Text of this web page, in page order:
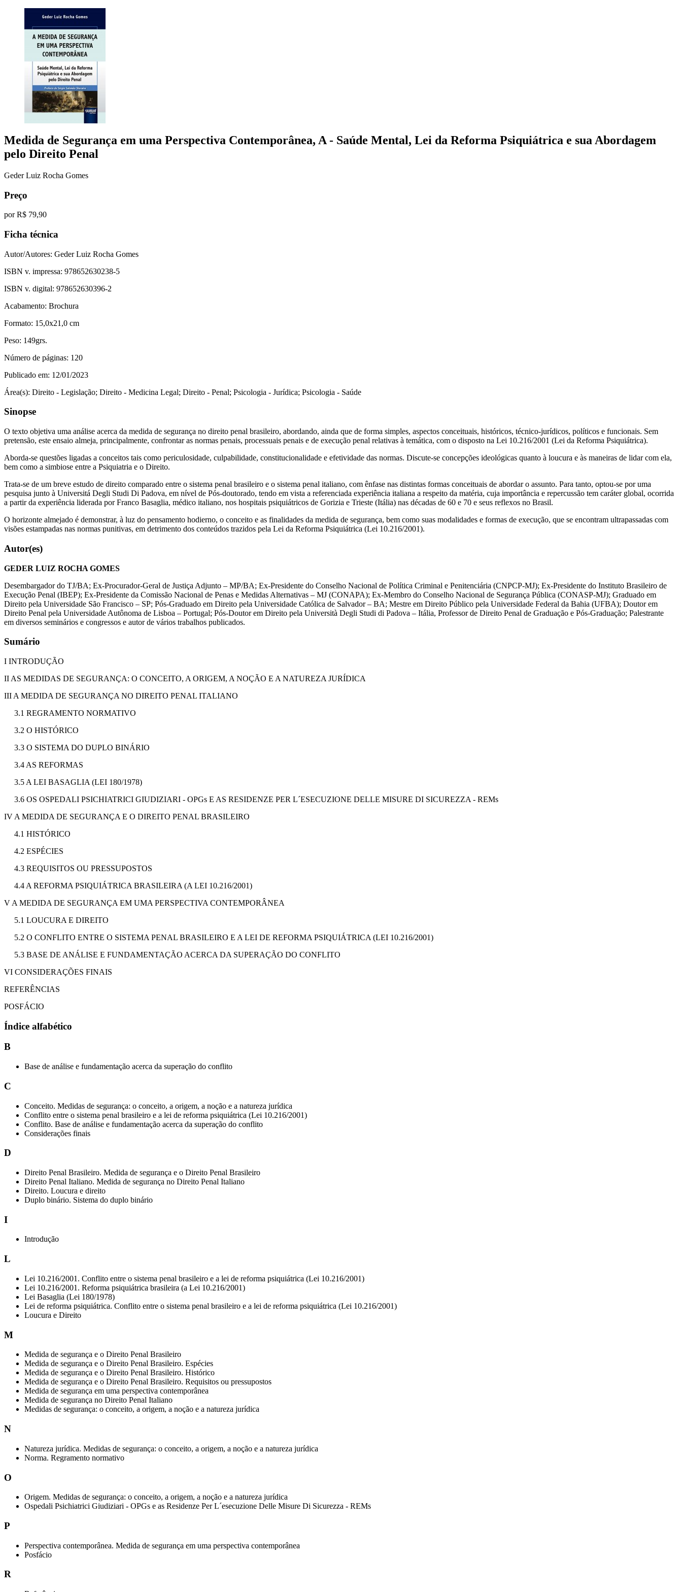
Medida de Segurança em uma Perspectiva Contemporânea, A - Saúde Mental, Lei da Reforma Psiquiátrica e sua Abordagem
pelo Direito Penal
Geder Luiz Rocha Gomes
Preço
porR$ 79,90
Ficha técnica
Autor/Autores: Geder Luiz Rocha Gomes
ISBN v. impressa: 978652630238-5
ISBN v. digital: 978652630396-2
Acabamento: Brochura
Formato: 15,0x21,0 cm
Peso: 149grs.
Número de páginas: 120
Publicado em: 12/01/2023
Área(s): Direito - Legislação; Direito - Medicina Legal; Direito - Penal; Psicologia - Jurídica; Psicologia - Saúde
Sinopse
O texto objetiva uma análise acerca da medida de segurança no direito penal brasileiro, abordando, ainda que de forma simples, aspectos conceituais, históricos, técnico-jurídicos, políticos e funcionais. Sem
pretensão, este ensaio almeja, principalmente, confrontar as normas penais, processuais penais e de execução penal relativas à temática, com o disposto na Lei 10.216/2001 (Lei da Reforma Psiquiátrica).
Aborda-se questões ligadas a conceitos tais como periculosidade, culpabilidade, constitucionalidade e efetividade das normas. Discute-se concepções ideológicas quanto à loucura e às maneiras de lidar com ela,
bem como a simbiose entre a Psiquiatria e o Direito.
Trata-se de um breve estudo de direito comparado entre o sistema penal brasileiro e o sistema penal italiano, com ênfase nas distintas formas conceituais de abordar o assunto. Para tanto, optou-se por uma
pesquisa junto à Universitá Degli Studi Di Padova, em nível de Pós-doutorado, tendo em vista a referenciada experiência italiana a respeito da matéria, cuja importância e repercussão tem caráter global, ocorrida
a partir da experiência liderada por Franco Basaglia, médico italiano, nos hospitais psiquiátricos de Gorizia e Trieste (Itália) nas décadas de 60 e 70 e seus reflexos no Brasil.
O horizonte almejado é demonstrar, à luz do pensamento hodierno, o conceito e as finalidades da medida de segurança, bem como suas modalidades e formas de execução, que se encontram ultrapassadas com
visões estampadas nas normas punitivas, em detrimento dos conteúdos trazidos pela Lei da Reforma Psiquiátrica (Lei 10.216/2001).
Autor(es)
GEDER LUIZ ROCHA GOMES
Desembargador do TJ/BA; Ex-Procurador-Geral de Justiça Adjunto – MP/BA; Ex-Presidente do Conselho Nacional de Política Criminal e Penitenciária (CNPCP-MJ); Ex-Presidente do Instituto Brasileiro de
Execução Penal (IBEP); Ex-Presidente da Comissão Nacional de Penas e Medidas Alternativas – MJ (CONAPA); Ex-Membro do Conselho Nacional de Segurança Pública (CONASP-MJ); Graduado em
Direito pela Universidade São Francisco – SP; Pós-Graduado em Direito pela Universidade Católica de Salvador – BA; Mestre em Direito Público pela Universidade Federal da Bahia (UFBA); Doutor em
Direito Penal pela Universidade Autônoma de Lisboa – Portugal; Pós-Doutor em Direito pela Università Degli Studi di Padova – Itália, Professor de Direito Penal de Graduação e Pós-Graduação; Palestrante
em diversos seminários e congressos e autor de vários trabalhos publicados.
Sumário
I INTRODUÇÃO
II AS MEDIDAS DE SEGURANÇA: O CONCEITO, A ORIGEM, A NOÇÃO E A NATUREZA JURÍDICA
III A MEDIDA DE SEGURANÇA NO DIREITO PENAL ITALIANO
3.1 REGRAMENTO NORMATIVO
3.2 O HISTÓRICO
3.3 O SISTEMA DO DUPLO BINÁRIO
3.4 AS REFORMAS
3.5 A LEI BASAGLIA (LEI 180/1978)
3.6 OS OSPEDALI PSICHIATRICI GIUDIZIARI - OPGs E AS RESIDENZE PER L´ESECUZIONE DELLE MISURE DI SICUREZZA - REMs
IV A MEDIDA DE SEGURANÇA E O DIREITO PENAL BRASILEIRO
4.1 HISTÓRICO
4.2 ESPÉCIES
4.3 REQUISITOS OU PRESSUPOSTOS
4.4 A REFORMA PSIQUIÁTRICA BRASILEIRA (A LEI 10.216/2001)
V A MEDIDA DE SEGURANÇA EM UMA PERSPECTIVA CONTEMPORÂNEA
5.1 LOUCURA E DIREITO
5.2 O CONFLITO ENTRE O SISTEMA PENAL BRASILEIRO E A LEI DE REFORMA PSIQUIÁTRICA (LEI 10.216/2001)
5.3 BASE DE ANÁLISE E FUNDAMENTAÇÃO ACERCA DA SUPERAÇÃO DO CONFLITO
VI CONSIDERAÇÕES FINAIS
REFERÊNCIAS
POSFÁCIO
Índice alfabético
B
Base de análise e fundamentação acerca da superação do conflito
C
Conceito. Medidas de segurança: o conceito, a origem, a noção e a natureza jurídica
Conflito entre o sistema penal brasileiro e a lei de reforma psiquiátrica (Lei 10.216/2001)
Conflito. Base de análise e fundamentação acerca da superação do conflito
Considerações finais
D
Direito Penal Brasileiro. Medida de segurança e o Direito Penal Brasileiro
Direito Penal Italiano. Medida de segurança no Direito Penal Italiano
Direito. Loucura e direito
Duplo binário. Sistema do duplo binário
I
Introdução
L
Lei 10.216/2001. Conflito entre o sistema penal brasileiro e a lei de reforma psiquiátrica (Lei 10.216/2001)
Lei 10.216/2001. Reforma psiquiátrica brasileira (a Lei 10.216/2001)
Lei Basaglia (Lei 180/1978)
Lei de reforma psiquiátrica. Conflito entre o sistema penal brasileiro e a lei de reforma psiquiátrica (Lei 10.216/2001)
Loucura e Direito
M
Medida de segurança e o Direito Penal Brasileiro
Medida de segurança e o Direito Penal Brasileiro. Espécies
Medida de segurança e o Direito Penal Brasileiro. Histórico
Medida de segurança e o Direito Penal Brasileiro. Requisitos ou pressupostos
Medida de segurança em uma perspectiva contemporânea
Medida de segurança no Direito Penal Italiano
Medidas de segurança: o conceito, a origem, a noção e a natureza jurídica
N
Natureza jurídica. Medidas de segurança: o conceito, a origem, a noção e a natureza jurídica
Norma. Regramento normativo
O
Origem. Medidas de segurança: o conceito, a origem, a noção e a natureza jurídica
Ospedali Psichiatrici Giudiziari - OPGs e as Residenze Per L´esecuzione Delle Misure Di Sicurezza - REMs
P
Perspectiva contemporânea. Medida de segurança em uma perspectiva contemporânea
Posfácio
R